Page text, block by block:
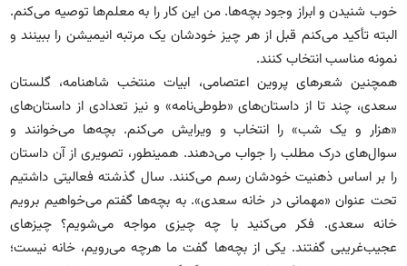
خوب شنیدن و ابراز وجود بچه‌ها. من این کار را به معلم‌ها توصیه می‌کنم.
البته تأکید می‌کنم قبل از هر چیز خودشان یک مرتبه انیمیشن را ببینند و
نمونه مناسب انتخاب کنند.
همچنین شعرهای پروین اعتصامی، ابیات منتخب شاهنامه، گلستان
سعدی، چند تا از داستان‌های «طوطی‌نامه» و نیز تعدادی از داستان‌های
«هزار و یک شب» را انتخاب و ویرایش می‌کنم. بچه‌ها می‌خوانند و
سوال‌های درک مطلب را جواب می‌دهند. همینطور، تصویری از آن داستان
را بر اساس ذهنیت خودشان رسم می‌کنند. سال گذشته فعالیتی داشتیم
تحت عنوان «مهمانی در خانه سعدی». به بچه‌ها گفتم می‌خواهیم برویم
خانه سعدی. فکر می‌کنید با چه چیزی مواجه می‌شویم؟ چیزهای
عجیب‌غریبی گفتند. یکی از بچه‌ها گفت ما هرچه می‌رویم، خانه نیست؛